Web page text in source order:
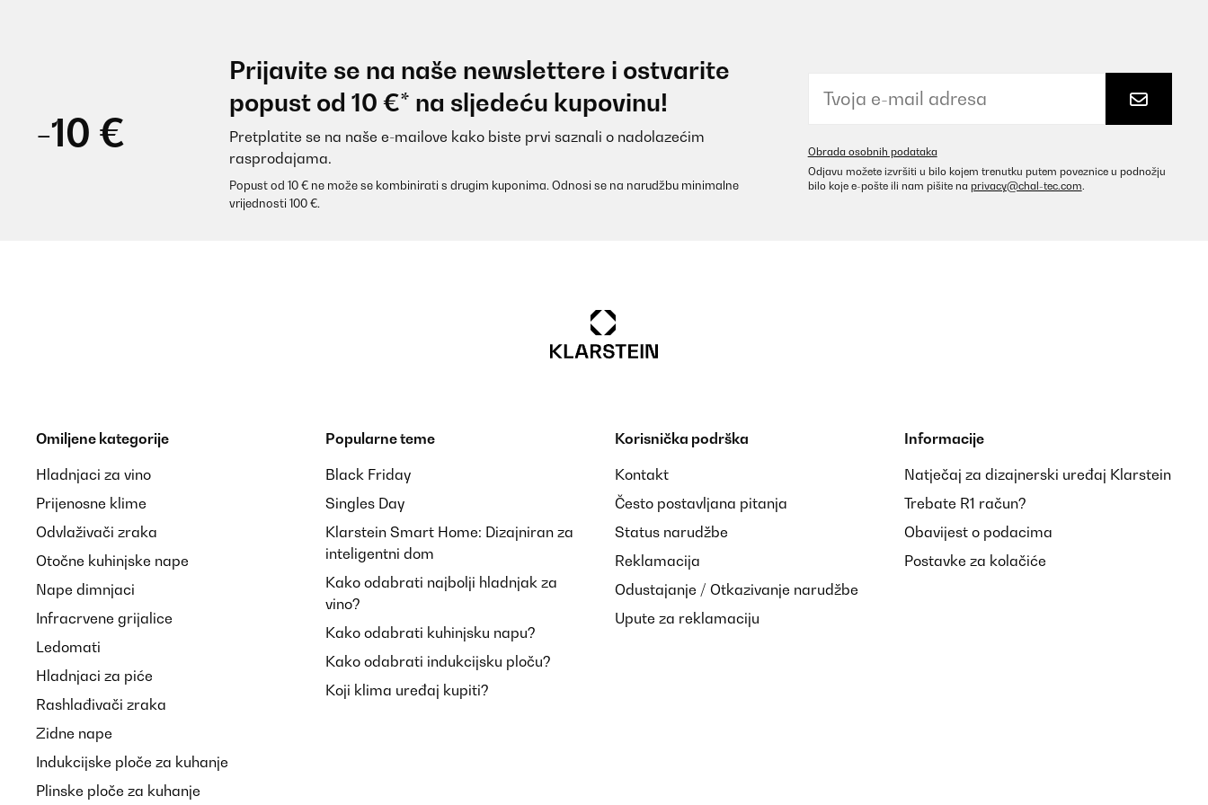
-10 €
Prijavite se na naše newslettere i ostvarite
popust od 10 €* na sljedeću kupovinu!
Pretplatite se na naše e-mailove kako biste prvi saznali o nadolazećim
rasprodajama.
Popust od 10 € ne može se kombinirati s drugim kuponima. Odnosi se na narudžbu minimalne
vrijednosti 100 €.
Obrada osobnih podataka
Odjavu možete izvršiti u bilo kojem trenutku putem poveznice u podnožju
bilo koje e-pošte ili nam pišite na privacy@chal-tec.com.
Omiljene kategorije
Hladnjaci za vino
Prijenosne klime
Odvlaživači zraka
Otočne kuhinjske nape
Nape dimnjaci
Infracrvene grijalice
Ledomati
Hladnjaci za piće
Rashlađivači zraka
Zidne nape
Indukcijske ploče za kuhanje
Plinske ploče za kuhanje
Popularne teme
Black Friday
Singles Day
Klarstein Smart Home: Dizajniran za
inteligentni dom
Kako odabrati najbolji hladnjak za
vino?
Kako odabrati kuhinjsku napu?
Kako odabrati indukcijsku ploču?
Koji klima uređaj kupiti?
Korisnička podrška
Kontakt
Često postavljana pitanja
Status narudžbe
Reklamacija
Odustajanje / Otkazivanje narudžbe
Upute za reklamaciju
Informacije
Natječaj za dizajnerski uređaj Klarstein
Trebate R1 račun?
Obavijest o podacima
Postavke za kolačiće